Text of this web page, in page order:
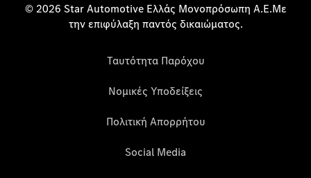
© 2026 Star Automotive Ελλάς Μονοπρόσωπη Α.Ε.Με
την επιφύλαξη παντός δικαιώματος.
Ταυτότητα Παρόχου
Νομικές Υποδείξεις
Πολιτική Απορρήτου
Social Media